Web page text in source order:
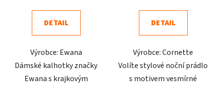
5,0
z
hvězdiček.
DETAIL
Výrobce: Ewana
Dámské kalhotky značky
Ewana s krajkovým
5,0
z
hvězdiček.
DETAIL
Výrobce: Cornette
Volíte stylové noční prádlo
s motivem vesmírné